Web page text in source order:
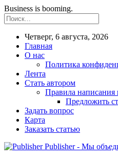
Business is booming.
Четверг, 6 августа, 2026
Главная
О нас
Политика
Лента
Стать автором
Правила написания
Предложить
Задать вопрос
Карта
Заказать статью
Publisher - Мы